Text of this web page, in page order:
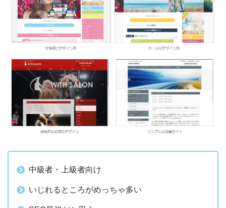
中級者・上級者向け
いじれるところがめっちゃ多い